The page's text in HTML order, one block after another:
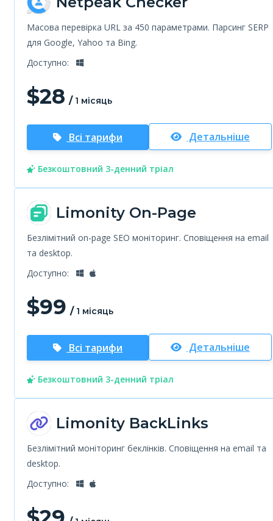
Масова перевірка URL за 450 параметрами. Парсинг SERP
для Google, Yahoo та Bing.
Доступно:
$28 / 1 місяць
Всі тарифи Детальніше
Безкоштовний 3-денний тріал
Limonity On-Page
Безлімітний on-page SEO моніторинг. Сповіщення на email
та desktop.
Доступно:
$99 / 1 місяць
Всі тарифи Детальніше
Безкоштовний 3-денний тріал
Limonity BackLinks
Безлімітний моніторинг беклінків. Сповіщення на email та
desktop.
Доступно: